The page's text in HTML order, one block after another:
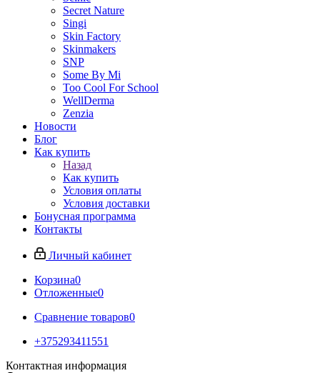
Secret Nature
Singi
Skin Factory
Skinmakers
SNP
Some By Mi
Too Cool For School
WellDerma
Zenzia
Новости
Блог
Как купить
Назад
Как купить
Условия оплаты
Условия доставки
Бонусная программа
Контакты
Личный кабинет
Корзина0
Отложенные0
Сравнение товаров0
+375293411551
Контактная информация